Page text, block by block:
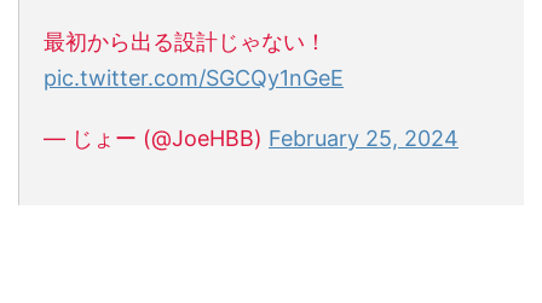
最初から出る設計じゃない！
pic.twitter.com/SGCQy1nGeE
— じょー (@JoeHBB) February 25, 2024